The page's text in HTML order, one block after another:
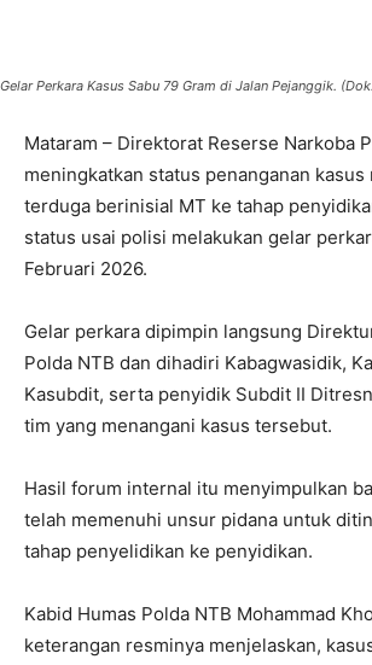
Gelar Perkara Kasus Sabu 79 Gram di Jalan Pejanggik.
Mataram – Direktorat Reserse Narkoba
meningkatkan status penanganan
terduga berinisial MT ke tahap
status usai polisi melakukan gelar
Februari 2026.
Gelar perkara dipimpin langsung
Polda NTB dan dihadiri Kabagwasidik,
Kasubdit, serta penyidik Subdit II
tim yang menangani kasus tersebut.
Hasil forum internal itu menyimpulkan
telah memenuhi unsur pidana untuk
tahap penyelidikan ke penyidikan.
Kabid Humas Polda NTB Mohammad
keterangan resminya menjelaskan,